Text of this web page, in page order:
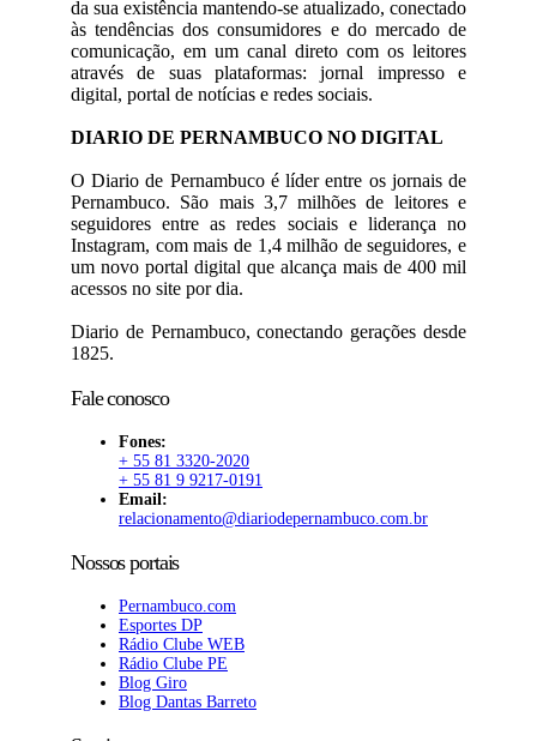
da sua existência mantendo-se atualizado, conectado
às tendências dos consumidores e do mercado de
comunicação, em um canal direto com os leitores
através de suas plataformas: jornal impresso e
digital, portal de notícias e redes sociais.
DIARIO DE PERNAMBUCO NO DIGITAL
O Diario de Pernambuco é líder entre os jornais de
Pernambuco. São mais 3,7 milhões de leitores e
seguidores entre as redes sociais e liderança no
Instagram, com mais de 1,4 milhão de seguidores, e
um novo portal digital que alcança mais de 400 mil
acessos no site por dia.
Diario de Pernambuco, conectando gerações desde
1825.
Fale conosco
Fones:
+ 55 81 3320-2020
+ 55 81 9 9217-0191
Email:
relacionamento@diariodepernambuco.com.br
Nossos portais
Pernambuco.com
Esportes DP
Rádio Clube WEB
Rádio Clube PE
Blog Giro
Blog Dantas Barreto